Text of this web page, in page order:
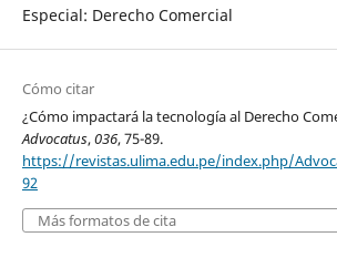
Especial: Derecho Comercial
Cómo citar
¿Cómo impactará la tecnología al Derecho
Advocatus,036, 75-89.
https://revistas.ulima.edu.pe/index.php/
92
Más formatos de cita